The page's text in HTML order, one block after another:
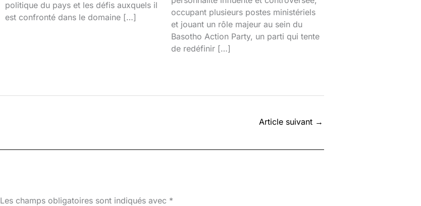
politique du pays et les défis auxquels il
est confronté dans le domaine […]
occupant plusieurs postes ministériels
et jouant un rôle majeur au sein du
Basotho Action Party, un parti qui tente
de redéfinir […]
Article suivant →
Les champs obligatoires sont indiqués avec *